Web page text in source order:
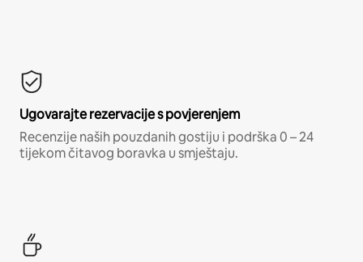
Ugovarajte rezervacije s povjerenjem
Recenzije naših pouzdanih gostiju i podrška 0 – 24
tijekom čitavog boravka u smještaju.